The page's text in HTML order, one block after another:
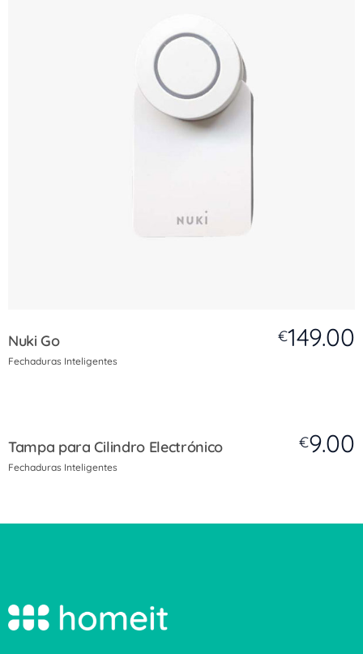
Nuki Go €149.00
Fechaduras Inteligentes
Tampa para Cilindro Electrónico €9.00
Fechaduras Inteligentes